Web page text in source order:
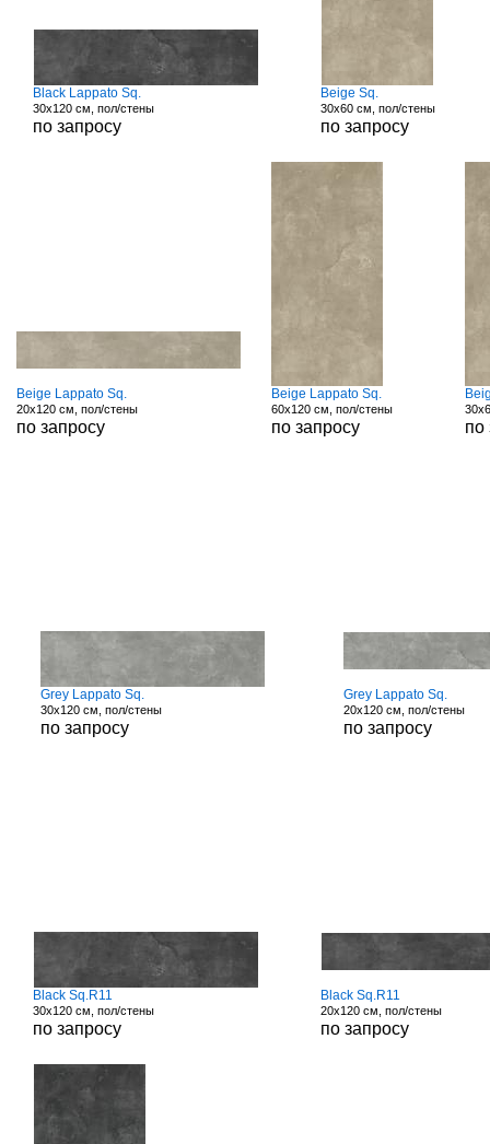
Black Lappato Sq.
30x120 см, пол/стены
по запросу
Beige Sq.
30x60 см, пол/стены
по запросу
Beige Lappato Sq.
20x120 см, пол/стены
по запросу
Beige Lappato Sq.
60x120 см, пол/стены
по запросу по
Grey Lappato Sq.
30x120 см, пол/стены
по запросу
Grey Lappato Sq.
20x120 см, пол/стены
по запросу
Black Sq.R11
30x120 см, пол/стены
по запросу
Black Sq.R11
20x120 см, пол/стены
по запросу